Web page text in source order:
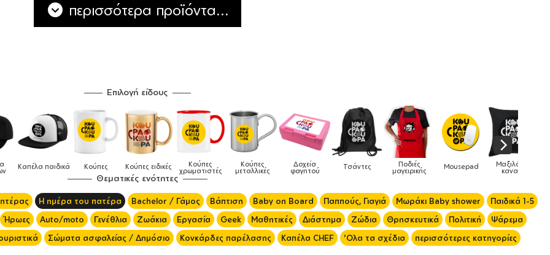
περισσότερα προϊόντα...
Επιλογή είδους
Κούπες
χρωματιστές
Κούπες
μεταλλικές
Δοχεία
φαγητού Τσάντες Ποδιές
μαγειρικής Mousepad Μαξιλάρια
καναπέ Phone Holders Ρολόγια Βρεφικά
Θεματικές ενότητες
Η ημέρα του πατέρα Bachelor / Γάμος Βάπτιση Baby on Board Παππούς, Γιαγιά Μωράκι Baby shower
Παιδικά 1-5
Ήρωες Auto/moto Γενέθλια Ζωάκια Εργασία Geek Μαθητικές Διάστημα Ζώδια Θρησκευτικά Πολιτική
Ψάρεμα
Σώματα ασφαλείας / Δημόσιο Κονκάρδες παρέλασης Καπέλα CHEF 'Ολα τα σχέδια περισσότερες κατηγορίες